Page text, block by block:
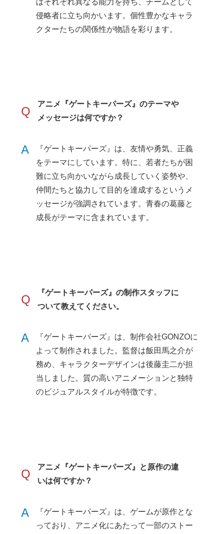
はそれぞれ異なる能力を持ち、チームとして
侵略者に立ち向かいます。個性豊かなキャラ
クターたちの関係性が物語を彩ります。
Q
アニメ『ゲートキーパーズ』のテーマや
メッセージは何ですか？
A
『ゲートキーパーズ』は、友情や勇気、正義
をテーマにしています。特に、若者たちが困
難に立ち向かいながら成長していく姿勢や、
仲間たちと協力して目的を達成するというメ
ッセージが強調されています。青春の葛藤と
成長がテーマに含まれています。
Q
『ゲートキーパーズ』の制作スタッフに
ついて教えてください。
A
『ゲートキーパーズ』は、制作会社GONZOに
よって制作されました。監督は飯田馬之介が
務め、キャラクターデザインは後藤圭二が担
当しました。質の高いアニメーションと独特
のビジュアルスタイルが特徴です。
Q
アニメ『ゲートキーパーズ』と原作の違
いは何ですか？
A
『ゲートキーパーズ』は、ゲームが原作とな
っており、アニメ化にあたって一部のストー